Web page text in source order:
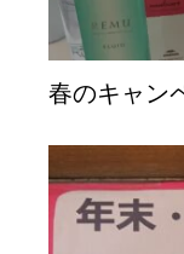
春のキャン